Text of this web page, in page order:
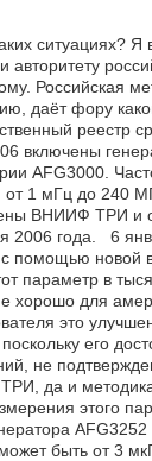
ситуациях? Я
Российская
даёт фору
реестр
включены
AFG3000.
от 1 мГц до 240
ВНИИФ ТРИ и
2006 года. 6
помощью новой
параметр в
хорошо для
это
его
не
да и
этого
быть от 3